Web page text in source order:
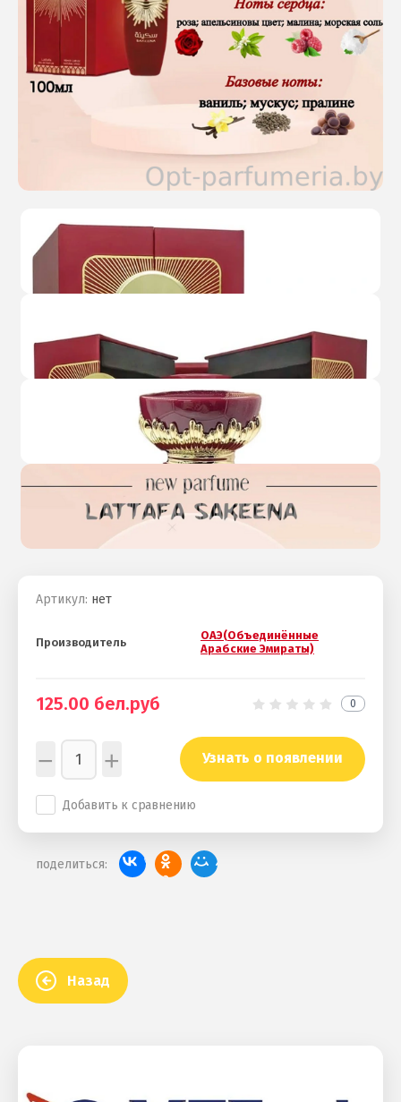
Артикул: нет
Производитель
ОАЭ(Объединённые
Арабские Эмираты)
125.00 бел.руб 0
− + Узнать о появлении
Добавить к сравнению
поделиться:
Назад